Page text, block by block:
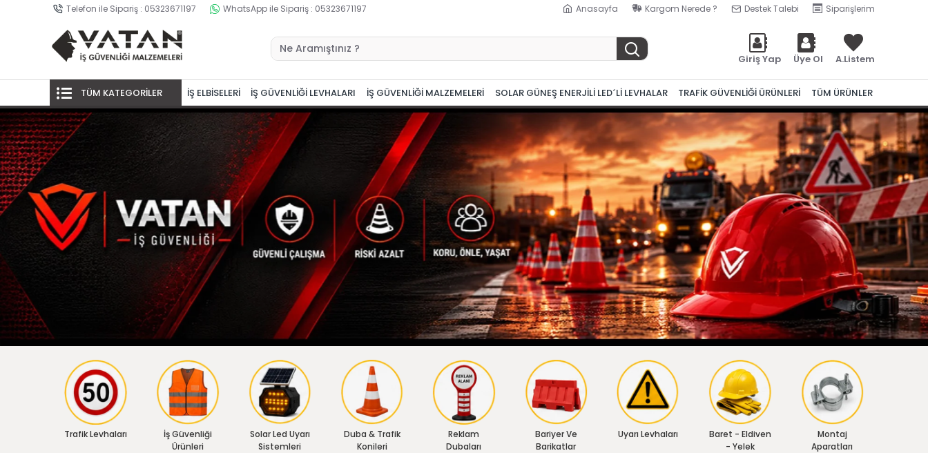
Telefon ile Sipariş : 05323671197 WhatsApp ile Sipariş : 05323671197 Anasayfa Kargom Nerede ? Destek Talebi Siparişlerim
Giriş Yap Üye Ol A.Listem
TÜM KATEGORİLER İŞ ELBİSELERİ İŞ GÜVENLİĞİ LEVHALARI İŞ GÜVENLİĞİ MALZEMELERİ SOLAR GÜNEŞ ENERJİLİ LED´Lİ LEVHALAR TRAFİK GÜVENLİĞİ ÜRÜNLERİ TÜM ÜRÜNLER
Trafik Levhaları
İş Güvenliği
Ürünleri
Solar Led Uyarı
Sistemleri
Duba & Trafik
Konileri
Reklam
Dubaları
Bariyer Ve
Barikatlar
Uyarı Levhaları
Baret - Eldiven
- Yelek
Montaj
Aparatları